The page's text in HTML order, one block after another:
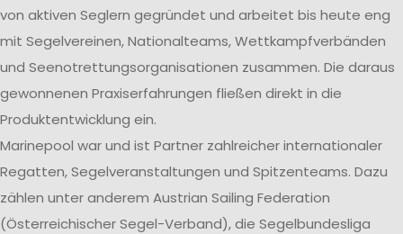
von aktiven Seglern gegründet und arbeitet bis heute eng
mit Segelvereinen, Nationalteams, Wettkampfverbänden
und Seenotrettungsorganisationen zusammen. Die daraus
gewonnenen Praxiserfahrungen fließen direkt in die
Produktentwicklung ein.
Marinepool war und ist Partner zahlreicher internationaler
Regatten, Segelveranstaltungen und Spitzenteams. Dazu
zählen unter anderem Austrian Sailing Federation
(Österreichischer Segel-Verband), die Segelbundesliga